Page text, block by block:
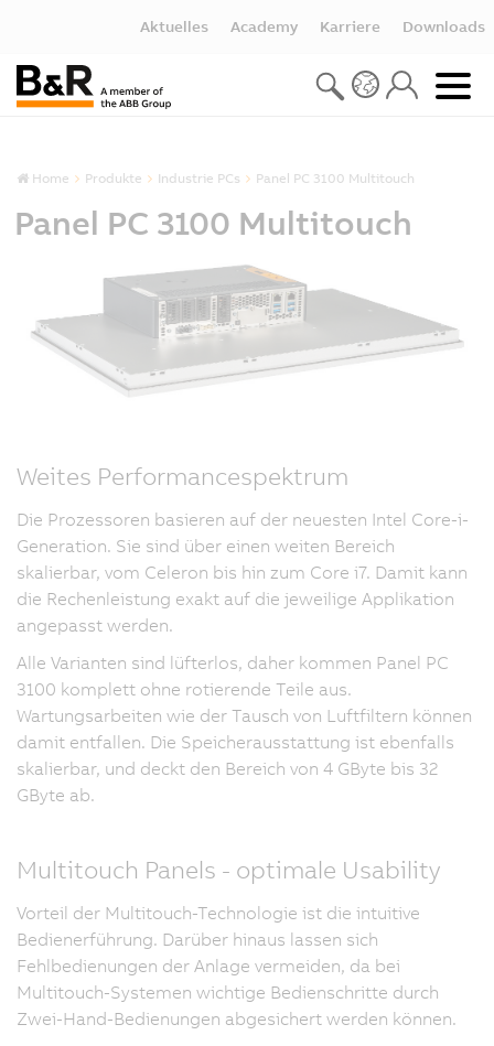
Aktuelles Academy Karriere Downloads
Home Produkte Industrie PCs Panel PC 3100 Multitouch
Panel PC 3100 Multitouch
Weites Performancespektrum
Die Prozessoren basieren auf der neuesten Intel Core-i-
Generation. Sie sind über einen weiten Bereich
skalierbar, vom Celeron bis hin zum Core i7. Damit kann
die Rechenleistung exakt auf die jeweilige Applikation
angepasst werden.
Alle Varianten sind lüfterlos, daher kommen Panel PC
3100 komplett ohne rotierende Teile aus.
Wartungsarbeiten wie der Tausch von Luftfiltern können
damit entfallen. Die Speicherausstattung ist ebenfalls
skalierbar, und deckt den Bereich von 4 GByte bis 32
GByte ab.
Multitouch Panels - optimale Usability
Vorteil der Multitouch-Technologie ist die intuitive
Bedienerführung. Darüber hinaus lassen sich
Fehlbedienungen der Anlage vermeiden, da bei
Multitouch-Systemen wichtige Bedienschritte durch
Zwei-Hand-Bedienungen abgesichert werden können.